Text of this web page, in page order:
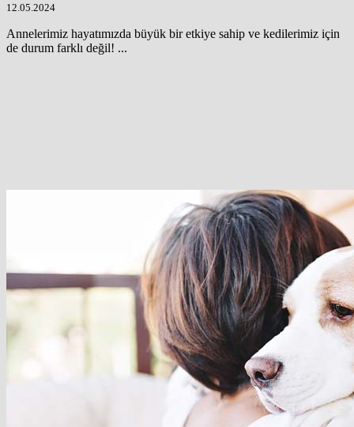
12.05.2024
Annelerimiz hayatımızda büyük bir etkiye sahip ve kedilerimiz için
de durum farklı değil! ...